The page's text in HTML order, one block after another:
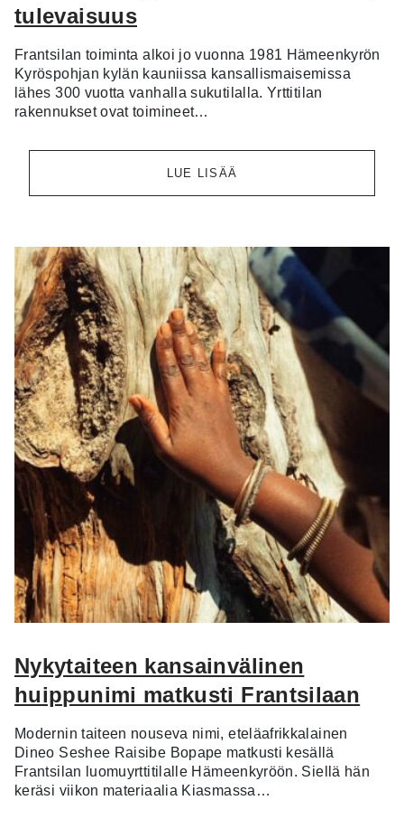
tulevaisuus
Frantsilan toiminta alkoi jo vuonna 1981 Hämeenkyrön
Kyröspohjan kylän kauniissa kansallismaisemissa
lähes 300 vuotta vanhalla sukutilalla. Yrttitilan
rakennukset ovat toimineet…
LUE LISÄÄ
Nykytaiteen kansainvälinen
huippunimi matkusti Frantsilaan
Modernin taiteen nouseva nimi, eteläafrikkalainen
Dineo Seshee Raisibe Bopape matkusti kesällä
Frantsilan luomuyrttitilalle Hämeenkyröön. Siellä hän
keräsi viikon materiaalia Kiasmassa…